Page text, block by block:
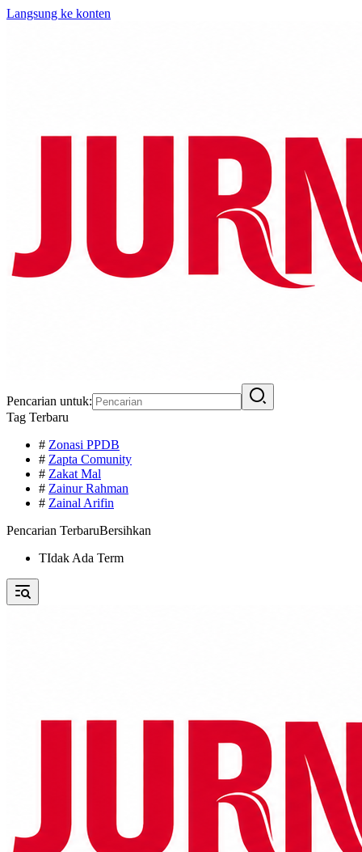
Langsung ke konten
Pencarian untuk:
Tag Terbaru
# Zonasi PPDB
# Zapta Comunity
# Zakat Mal
# Zainur Rahman
# Zainal Arifin
Pencarian TerbaruBersihkan
TIdak Ada Term